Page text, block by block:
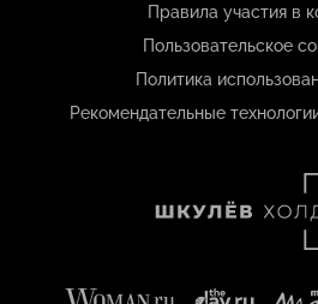
Правила участия в
Пользовательское
Политика
Рекомендательные